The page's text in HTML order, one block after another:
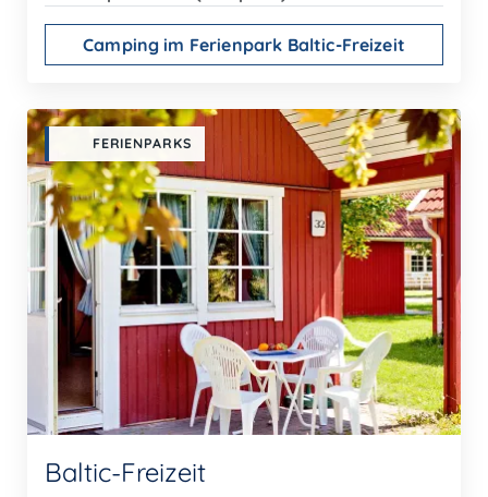
Camping im Ferienpark Baltic-Freizeit
FERIENPARKS
Baltic-Freizeit